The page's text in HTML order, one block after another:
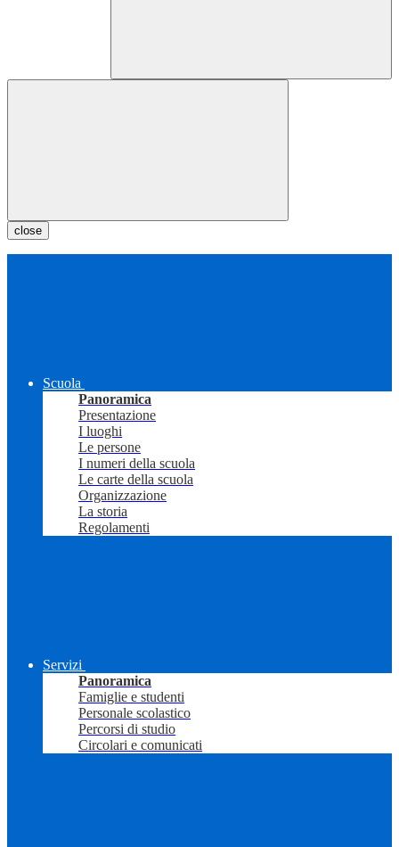
close
Scuola
Panoramica
Presentazione
I luoghi
Le persone
I numeri della scuola
Le carte della scuola
Organizzazione
La storia
Regolamenti
Servizi
Panoramica
Famiglie e studenti
Personale scolastico
Percorsi di studio
Circolari e comunicati